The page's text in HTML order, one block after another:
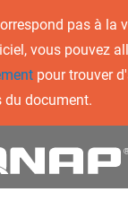
pas à la
vous pouvez
pour trouver
du document.